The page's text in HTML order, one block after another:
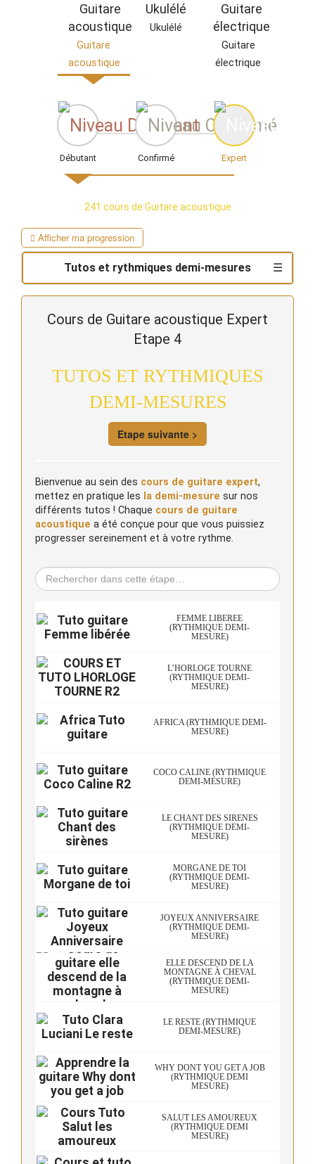
Guitare
acoustique
Ukulélé
Guitare
électrique
Débutant Confirmé Expert
241 cours de Guitare acoustique
Afficher ma progression
Les
demi-
mesures
en
rythmique
Les
demi-
mesures
en
arpège
Rythmiques
et
arpèges
variés
Tutos et rythmiques demi-mesures
Tutos
et
arpèges
Tutos
et
techniques
Cours de Guitare acoustique Expert
Etape 4
TUTOS ET RYTHMIQUES
DEMI-MESURES
Etape suivante >
Bienvenue au sein des cours de guitare expert,
mettez en pratique les la demi-mesure sur nos
différents tutos ! Chaque cours de guitare
acoustique a été conçue pour que vous puissiez
progresser sereinement et à votre rythme.
FEMME LIBÉRÉE
(RYTHMIQUE DEMI-
MESURE)
L’HORLOGE TOURNE
(RYTHMIQUE DEMI-
MESURE)
AFRICA (RYTHMIQUE DEMI-
MESURE)
COCO CALINE (RYTHMIQUE
DEMI-MESURE)
LE CHANT DES SIRÈNES
(RYTHMIQUE DEMI-
MESURE)
MORGANE DE TOI
(RYTHMIQUE DEMI-
MESURE)
JOYEUX ANNIVERSAIRE
(RYTHMIQUE DEMI-
MESURE)
ELLE DESCEND DE LA
MONTAGNE À CHEVAL
(RYTHMIQUE DEMI-
MESURE)
LE RESTE (RYTHMIQUE
DEMI-MESURE)
WHY DONT YOU GET A JOB
(RYTHMIQUE DEMI
MESURE)
SALUT LES AMOUREUX
(RYTHMIQUE DEMI
MESURE)